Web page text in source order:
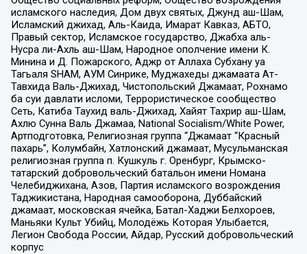
исламского наследия, Дом двух святых, Джунд аш-Шам,
Исламский джихад, Аль-Каида, Имарат Кавказ, АБТО,
Правый сектор, Исламское государство, Джабха аль-
Нусра ли-Ахль аш-Шам, Народное ополчение имени К.
Минина и Д. Пожарского, Аджр от Аллаха Субхану уа
Тагьаля SHAM, АУМ Синрике, Муджахеды джамаата Ат-
Тавхида Валь-Джихад, Чистопольский Джамаат, Рохнамо
ба суи давлати исломи, Террористическое сообщество
Сеть, Катиба Таухид валь-Джихад, Хайят Тахрир аш-Шам,
Ахлю Сунна Валь Джамаа, National Socialism/White Power,
Артподготовка, Религиозная группа “Джамаат “Красный
пахарь”, Колумбайн, Хатлонский джамаат, Мусульманская
религиозная группа п. Кушкуль г. Оренбург, Крымско-
татарский добровольческий батальон имени Номана
Челебиджихана, Азов, Партия исламского возрождения
Таджикистана, Народная самооборона, Дуббайский
джамаат, московская ячейка, Батал-Хаджи Белхороев,
Маньяки Культ Убийц, Молодёжь Которая Улыбается,
Легион Свобода России, Айдар, Русский добровольческий
корпус